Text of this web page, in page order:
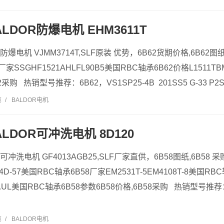
防爆电机 EHM3611T
爆电机 VJMM3714T,SLF原装 优势，6B62货期价格,6B62图
家SSGHF1521AHLFL90B5美国RBC轴承6B62价格
购 热销型号推荐：6B62，VS1SP25-4B 201SS5 G-33
/ BALDOR电机
可冲洗电机 8D120
冲洗电机 GF4013AGB25,SLF厂家直供，6B58图纸,6B58 采
57美国RBC轴承6B58厂家EM2531T-5EM4108T-8美国
美国RBC轴承6B58参数6B58价格,6B58采购 热销型号推
/ BALDOR电机